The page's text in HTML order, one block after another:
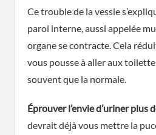
Ce trouble de la vessie
paroi interne, aussi appelée
organe se contracte. Cela
vous pousse à aller aux
souvent que la normale.
Éprouver l’envie d’uriner plus
devrait déjà vous mettre la